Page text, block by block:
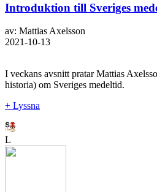
Introduktion till Sveriges
av: Mattias Axelsson
2021-10-13
I veckans avsnitt pratar Mattias
historia) om Sveriges medeltid.
+ Lyssna
L